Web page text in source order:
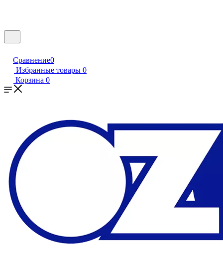
Сравнение0
Избранные товары 0
Корзина 0